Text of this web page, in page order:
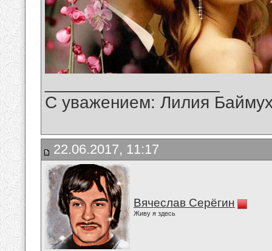
С уважением: Лилия
22.06.2017, 11:17
Вячеслав Серёгин
Живу я здесь